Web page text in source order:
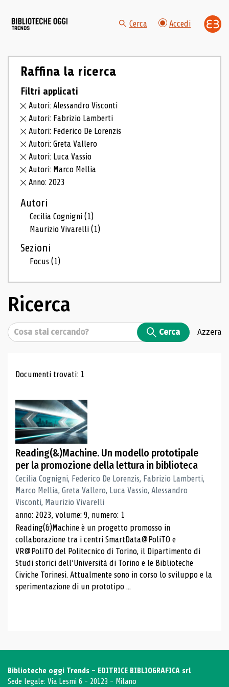
Cerca Accedi
Raffina la ricerca
Filtri applicati
Autori: Alessandro Visconti
Autori: Fabrizio Lamberti
Autori: Federico De Lorenzis
Autori: Greta Vallero
Autori: Luca Vassio
Autori: Marco Mellia
Anno: 2023
Autori
Cecilia Cognigni(1)
Maurizio Vivarelli(1)
Sezioni
Focus(1)
Ricerca
Cerca Cerca Azzera
Risultati di ricerca
Documenti trovati: 1
Reading(&)Machine. Un modello prototipale
per la promozione della lettura in biblioteca
Cecilia Cognigni, Federico De Lorenzis, Fabrizio Lamberti,
Marco Mellia, Greta Vallero, Luca Vassio, Alessandro
Visconti, Maurizio Vivarelli
anno: 2023, volume: 9, numero: 1
Reading(&)Machine è un progetto promosso in
collaborazione tra i centri SmartData@PoliTO e
VR@PoliTO del Politecnico di Torino, il Dipartimento di
Studi storici dell’Università di Torino e le Biblioteche
Civiche Torinesi. Attualmente sono in corso lo sviluppo e la
sperimentazione di un prototipo ...
Biblioteche oggi Trends - EDITRICE BIBLIOGRAFICA srl
Sede legale: Via Lesmi 6 - 20123 - Milano